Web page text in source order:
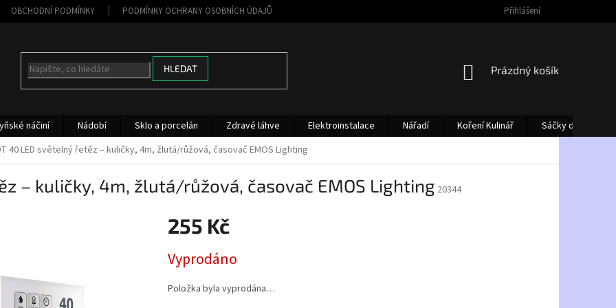
OBCHODNÍ PODMÍNKY PODMÍNKY OCHRANY OSOBNÍCH ÚDAJŮ Přihlášení
HLEDAT
NÁKUPNÍ
Prázdný košík
náčiní Nádobí Sklo a porcelán Zdravé láhve Elektroinstalace Nářadí Koření Kulinář
Sáčky do
40 LED světelný řetěz – kuličky, 4m, žlutá/růžová, časovač EMOS Lighting
– kuličky, 4m, žlutá/růžová, časovač EMOS Lighting 20344
255 Kč
cena:
Vyprodáno
Položka byla vyprodána…